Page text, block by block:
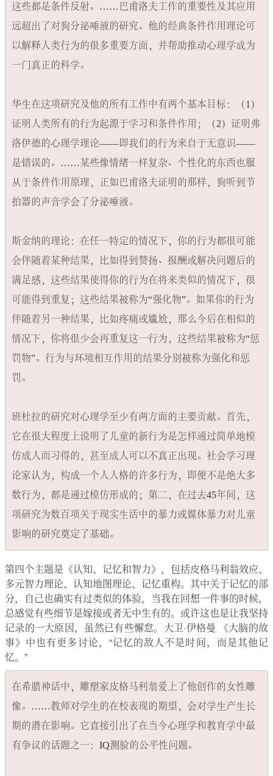
这些都是条件反射。……巴甫洛夫工作的重要性及其应用
远超出了对狗分泌唾液的研究。他的经典条件作用理论可
以解释人类行为的很多重要方面，并帮助推动心理学成为
一门真正的科学。
华生在这项研究及他的所有工作中有两个基本目标：​（1）
证明人类所有的行为起源于学习和条件作用；​（2）证明弗
洛伊德的心理学理论——即我们的行为来自于无意识——
是错误的。……某些像情绪一样复杂、个性化的东西也服
从于条件作用原理，正如巴甫洛夫证明的那样，狗听到节
拍器的声音学会了分泌唾液。
斯金纳的理论：在任一特定的情况下，你的行为都很可能
会伴随着某种结果，比如得到赞扬、报酬或解决问题后的
满足感，这些结果使得你的行为在将来类似的情况下，很
可能得到重复；这些结果被称为“强化物”​。如果你的行为
伴随着另一种结果，比如疼痛或尴尬，那么今后在相似的
情况下，你将很少会再重复这一行为，这些结果被称为“惩
罚物”​。行为与环境相互作用的结果分别被称为强化和惩
罚。
班杜拉的研究对心理学至少有两方面的主要贡献。首先，
它在很大程度上说明了儿童的新行为是怎样通过简单地模
仿成人而习得的，甚至成人可以不真正出现。社会学习理
论家认为，构成一个人人格的许多行为，即便不是绝大多
数行为，都是通过模仿形成的；第二，在过去45年间，这
项研究为数百项关于现实生活中的暴力或媒体暴力对儿童
第四个主题是《认知、记忆和智力》，包括皮格马利翁效应、
多元智力理论、认知地图理论、记忆重构。其中关于记忆的部
分，自己也确实有过类似的体验，当我在回想一件事的时候，
总感觉有些细节是嫁接或者无中生有的。或许这也是让我坚持
记录的一大原因，虽然已有些懈怠。大卫·伊格曼 《大脑的故
事》中也有更多讨论，“记忆的敌人不是时间，而是其他记
忆。”
在希腊神话中，雕塑家皮格马利翁爱上了他创作的女性雕
像。……教师对学生的在校表现的期望，会对学生产生长
期的潜在影响。它直接引出了在当今心理学和教育学中最
有争议的话题之一：IQ测验的公平性问题。